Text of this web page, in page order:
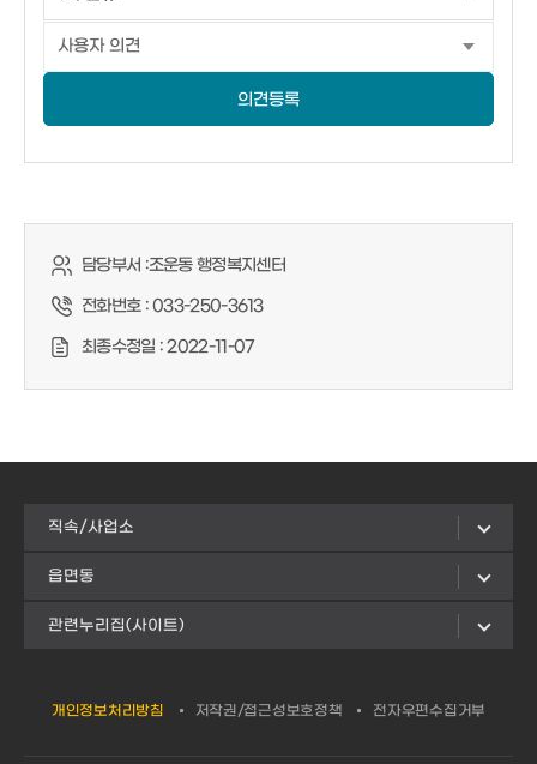
의견등록
담당부서 :조운동 행정복지센터
전화번호 :033-250-3613
최종수정일 :2022-11-07
직속/사업소
읍면동
관련누리집(사이트)
개인정보처리방침 저작권/접근성보호정책 전자우편수집거부